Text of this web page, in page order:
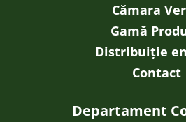
Cămara
Gamă
Distribuiție
Contact
Departament